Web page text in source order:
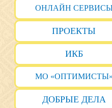
ОНЛАЙН
ПРОЕКТЫ
ИКБ
МО «ОПТИМИСТЫ»
ДОБРЫЕ ДЕЛА